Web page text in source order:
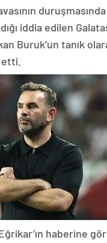
iddia edilen
Buruk’un tanık
haberine